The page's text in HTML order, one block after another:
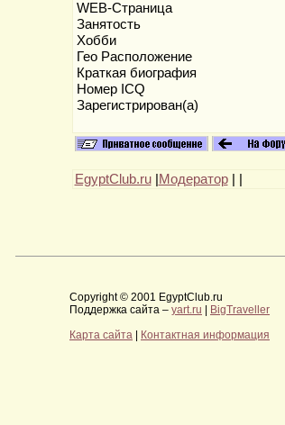
WEB-Страница
Занятость
Хобби
Гео Расположение
Краткая биография
Номер ICQ
Зарегистрирован(а)
EgyptClub.ru| Модератор|
Copyright © 2001 EgyptClub.ru
Поддержка сайта – yart.ru | BigTraveller
Карта сайта | Контактная информация